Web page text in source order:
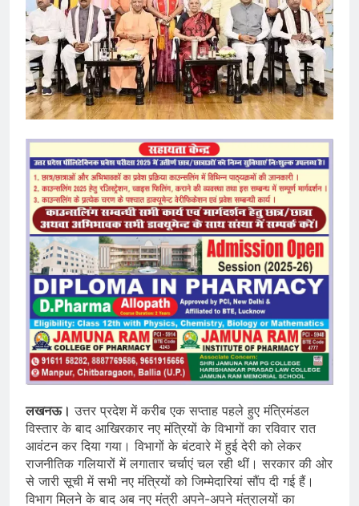
लखनऊ। उत्तर प्रदेश में करीब एक सप्ताह पहले हुए मंत्रिमंडल
विस्तार के बाद आखिरकार नए मंत्रियों के विभागों का रविवार रात
आवंटन कर दिया गया। विभागों के बंटवारे में हुई देरी को लेकर
राजनीतिक गलियारों में लगातार चर्चाएं चल रही थीं। सरकार की ओर
से जारी सूची में सभी नए मंत्रियों को जिम्मेदारियां सौंप दी गई हैं।
विभाग मिलने के बाद अब नए मंत्री अपने-अपने मंत्रालयों का